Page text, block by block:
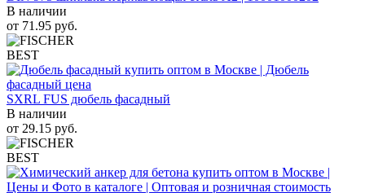
В наличии
от 71.95 руб.
BEST
SXRL FUS дюбель фасадный
В наличии
от 29.15 руб.
BEST